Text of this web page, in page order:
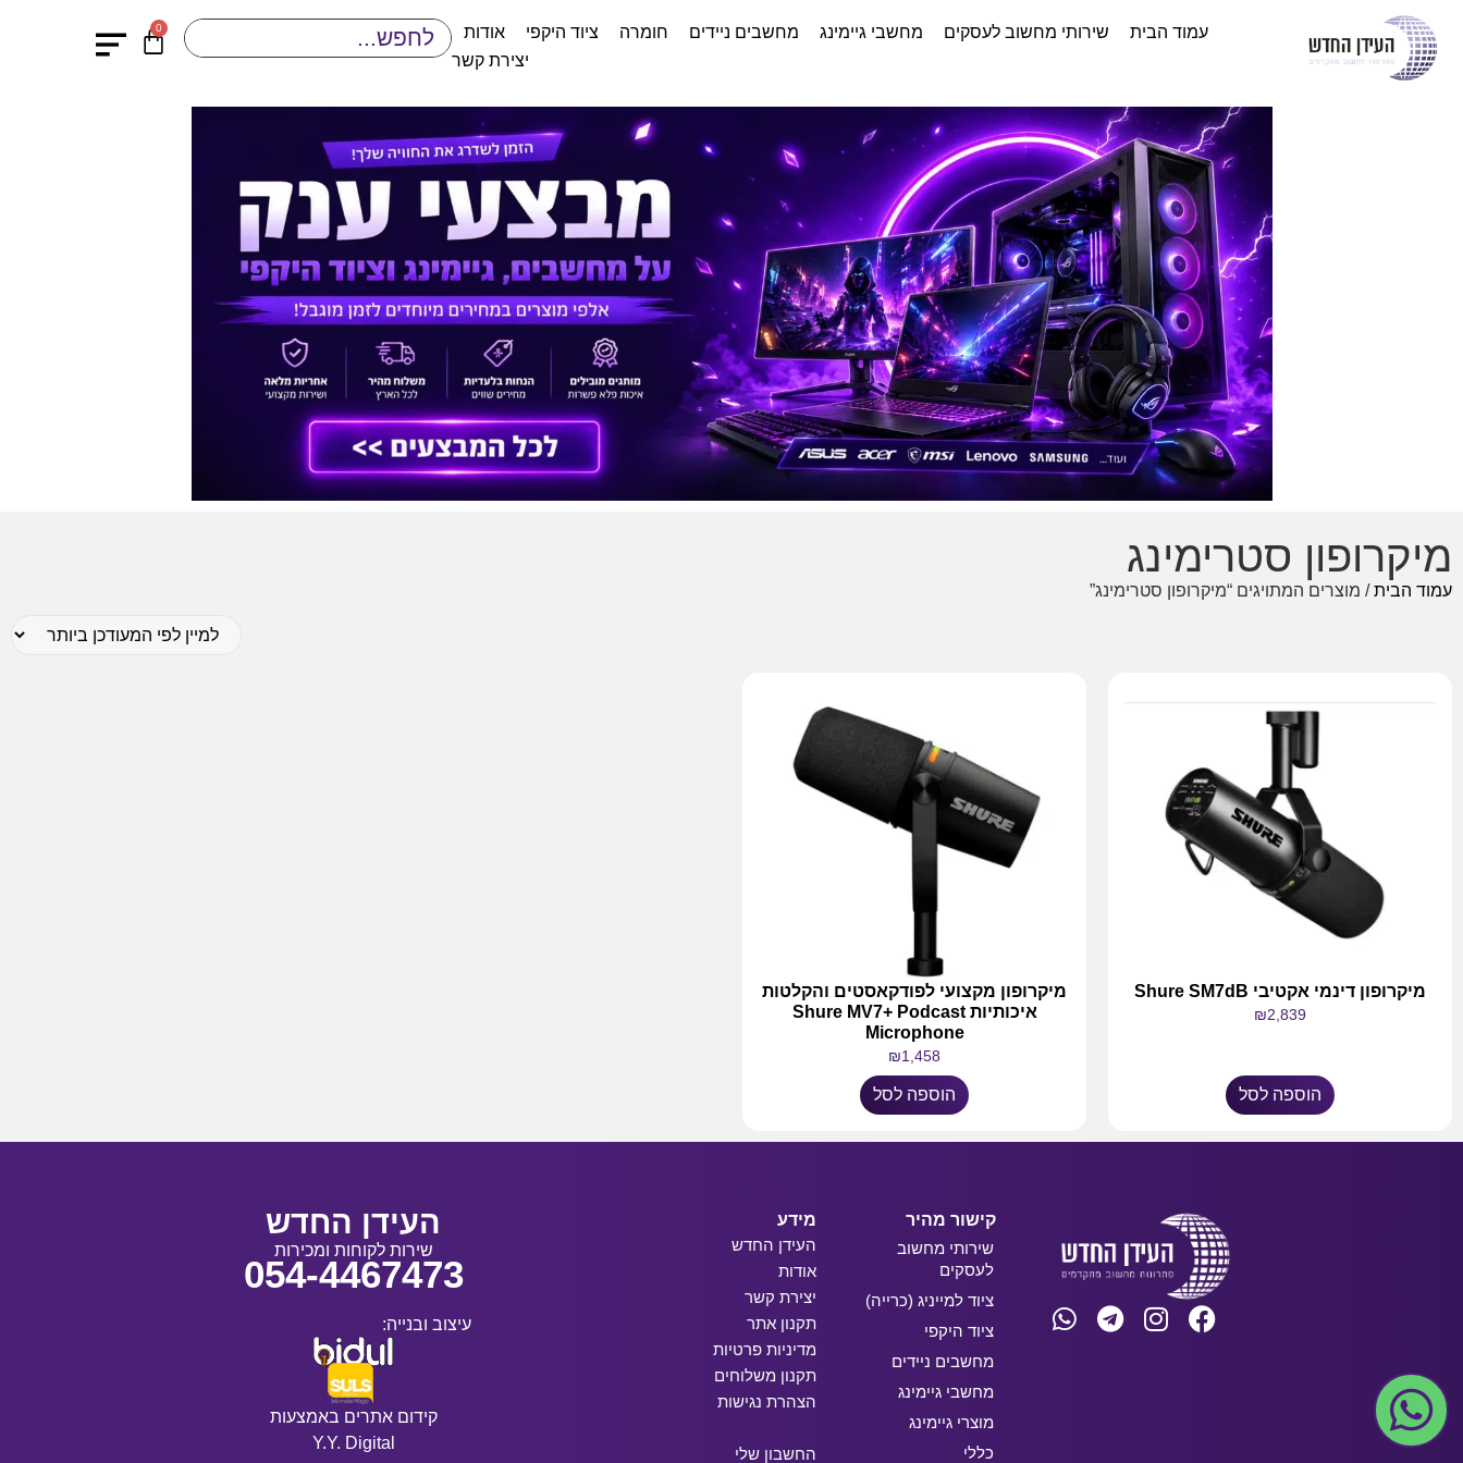
עמוד הבית שירותי מחשוב לעסקים מחשבי גיימינג מחשבים ניידים חומרה ציוד היקפי
אודות
יצירת קשר
0
מיקרופון סטרימינג
עמוד הבית/ מוצרים המתויגים “מיקרופון סטרימינג”
מיקרופון דינמי אקטיבי Shure SM7dB
₪2,839
הוספה לסל
מיקרופון מקצועי לפודקאסטים והקלטות
איכותיות Shure MV7+ Podcast
Microphone
₪1,458
הוספה לסל
קישור מהיר
שירותי מחשוב
לעסקים
ציוד למייניג (כרייה)
ציוד היקפי
מחשבים ניידים
מחשבי גיימינג
מוצרי גיימינג
כללי
מידע
העידן החדש
אודות
יצירת קשר
תקנון אתר
מדיניות פרטיות
תקנון משלוחים
הצהרת נגישות
החשבון שלי
העידן החדש
שירות לקוחות ומכירות
054-4467473
עיצוב ובנייה:
קידום אתרים באמצעות
Y.Y. Digital